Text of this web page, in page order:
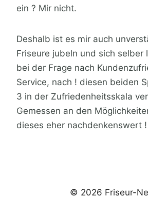
ein ? Mir nicht.
Deshalb ist es mir auch
Friseure jubeln und sich selber
bei der Frage nach
Service, nach ! diesen beiden
3 in der Zufriedenheitsskala
Gemessen an den
dieses eher nachdenkenswert !
© 2026 Friseur-